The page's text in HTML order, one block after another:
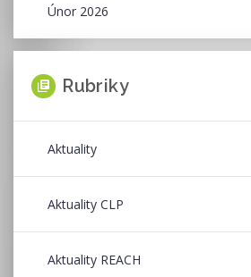
Únor 2026
Rubriky
Aktuality
Aktuality CLP
Aktuality REACH